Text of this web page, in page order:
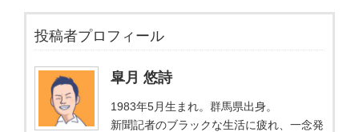
投稿者プロフィール
皐月 悠詩
1983年5月生まれ。群馬県出身。
新聞記者のブラックな生活に疲れ、一念発